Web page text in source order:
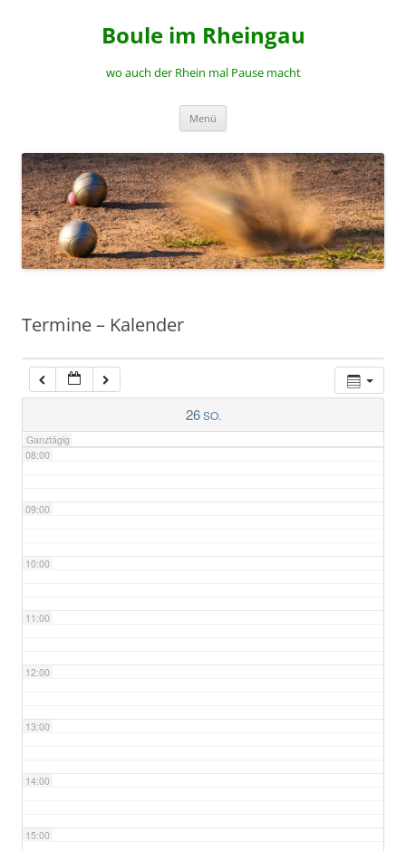
Boule im Rheingau
wo auch der Rhein mal Pause macht
Menü
Termine – Kalender
26 SO.
Ganztägig
03:00
04:00
07:00
08:00
09:00
10:00
11:00
12:00
13:00
14:00
15:00